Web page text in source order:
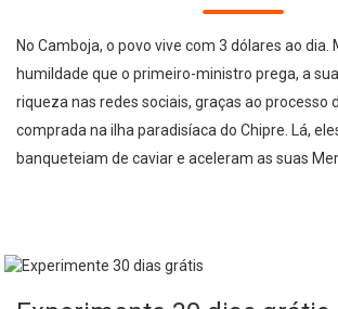
No Camboja, o povo vive com 3 dólares ao dia.
humildade que o primeiro-ministro prega, a
riqueza nas redes sociais, graças ao processo
comprada na ilha paradisíaca do Chipre. Lá,
banqueteiam de caviar e aceleram as suas